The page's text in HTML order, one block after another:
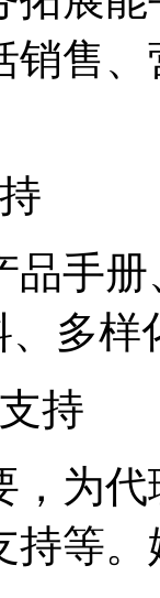
销售
品手
、多
持
，为
持等